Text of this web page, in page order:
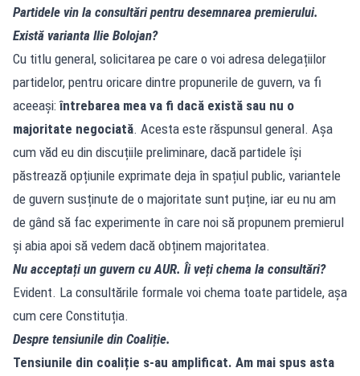
Partidele vin la consultări pentru desemnarea premierului.
Există varianta Ilie Bolojan?
Cu titlu general, solicitarea pe care o voi adresa delegațiilor
partidelor, pentru oricare dintre propunerile de guvern, va fi
aceeași:întrebarea mea va fi dacă există sau nu o
majoritate negociată. Acesta este răspunsul general. Așa
cum văd eu din discuțiile preliminare, dacă partidele își
păstrează opțiunile exprimate deja în spațiul public, variantele
de guvern susținute de o majoritate sunt puține, iar eu nu am
de gând să fac experimente în care noi să propunem premierul
și abia apoi să vedem dacă obținem majoritatea.
Nu acceptați un guvern cu AUR. Îi veți chema la consultări?
Evident. La consultările formale voi chema toate partidele, așa
cum cere Constituția.
Despre tensiunile din Coaliție.
Tensiunile din coaliție s-au amplificat. Am mai spus asta